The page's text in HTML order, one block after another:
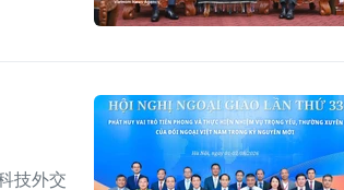
技外交